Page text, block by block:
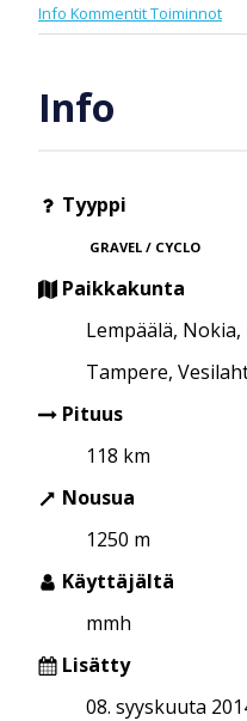
Info KommentitToiminnot
Info
Tyyppi
GRAVEL / CYCLO
Paikkakunta
Lempäälä,
Tampere,
Pituus
118 km
Nousua
1250 m
Käyttäjältä
mmh
Lisätty
08. syyskuuta